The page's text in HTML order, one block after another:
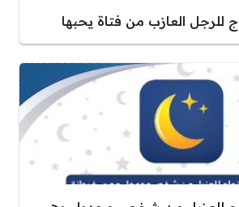
للرجل العازب من فتاة يحبها